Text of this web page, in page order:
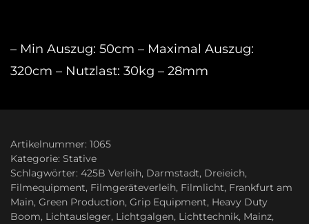
– Min Auszug: 50cm – Maximal Auszug:
320cm – Nutzlast: 30kg – 28mm
Artikelnummer: 1065
Kategorie: Stative
Schlagwörter: 425B Verleih, Darmstadt, Dreieich,
Filmequipment, Filmgeräteverleih, Filmlicht, Frankfurt am
Main, Green Production, Grip Equipment, Heavy Duty
Boom, Lichtausleger, Lichtgalgen, Lichttechnik, Mainz,